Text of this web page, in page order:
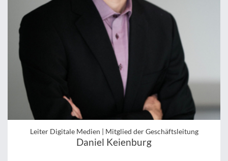
Leiter Digitale Medien | Mitglied der Geschäftsleitung
Daniel Keienburg